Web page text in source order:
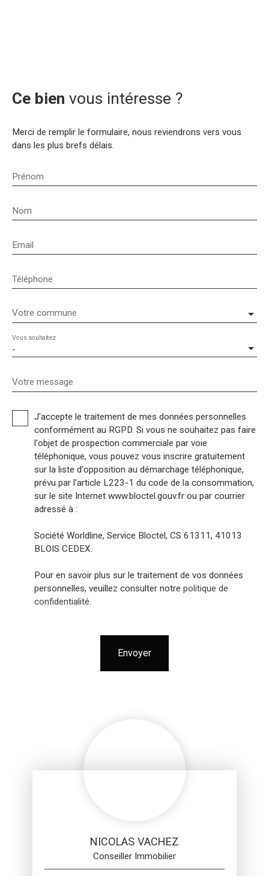
Ce bien vous intéresse ?
Merci de remplir le formulaire, nous reviendrons vers vous
dans les plus brefs délais.
Prénom
Nom
Email
Téléphone
Votre commune
-
Vous souhaitez
Votre message
J'accepte le traitement de mes données personnelles
conformément au RGPD. Si vous ne souhaitez pas faire
l'objet de prospection commerciale par voie
téléphonique, vous pouvez vous inscrire gratuitement
sur la liste d'opposition au démarchage téléphonique,
prévu par l'article L223-1 du code de la consommation,
sur le site Internet www.bloctel.gouv.fr ou par courrier
adressé à :
Société Worldline, Service Bloctel, CS 61311, 41013
BLOIS CEDEX.
Pour en savoir plus sur le traitement de vos données
personnelles, veuillez consulter notre politique de
confidentialité.
Envoyer
NICOLAS VACHEZ
Conseiller Immobilier